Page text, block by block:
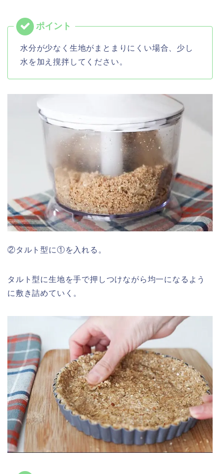
水分が少なく生地がまとまりにくい場合、少し
水を加え撹拌してください。
②タルト型に①を入れる。
タルト型に生地を手で押しつけながら均一になるよう
に敷き詰めていく。